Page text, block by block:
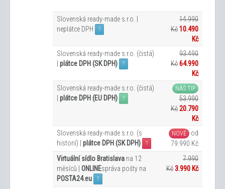
Slovenská ready-made s.r.o. |
neplátce DPH
?
14.990
Kč10.490
Kč
Slovenská ready-made s.r.o. (čistá)
plátce DPH (SK DPH) ?
93.490
Kč64.990
Kč
Slovenská ready-made s.r.o. (čistá)
plátce DPH (EU DPH) ?
NÁŠ TIP
53.990
Kč20.790
Kč
Slovenská ready-made s.r.o. (s
historií) | plátce DPH (SK DPH) ?
NOVÉ
od
79.990 Kč
Virtuální sídlo Bratislava na 12
měsíců | ONLINEspráva pošty na
POSTA24.eu
?
7.990
Kč3.990 Kč